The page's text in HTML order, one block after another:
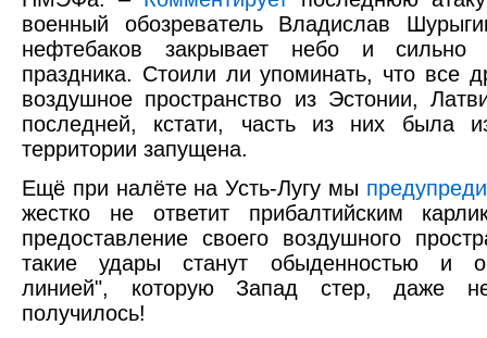
военный обозреватель Владислав
нефтебаков закрывает небо и сильно
праздника. Стоили ли упоминать, что все
воздушное пространство из Эстонии,
последней, кстати, часть из них была
территории запущена.
Ещё при налёте на Усть-Лугу мы
жестко не ответит прибалтийским
предоставление своего воздушного
такие удары станут обыденностью и
линией", которую Запад стер, даже
получилось!